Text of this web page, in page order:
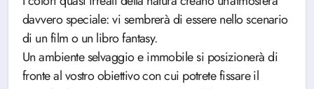
davvero speciale: vi sembrerà di essere nello scenario
di un film o un libro fantasy.
Un ambiente selvaggio e immobile si posizionerà di
fronte al vostro obiettivo con cui potrete fissare il